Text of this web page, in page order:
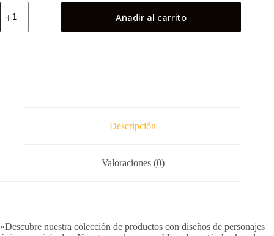
Son
Goku
Añadir al carrito
Descripción
Valoraciones (0)
«Descubre nuestra colección de productos con diseños de personajes